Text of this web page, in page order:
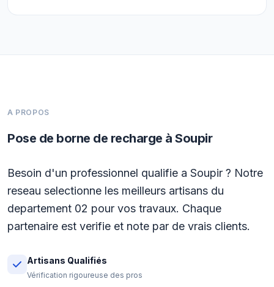
A PROPOS
Pose de borne de recharge à Soupir
Besoin d'un professionnel qualifie a Soupir ? Notre
reseau selectionne les meilleurs artisans du
departement 02 pour vos travaux. Chaque
partenaire est verifie et note par de vrais clients.
Artisans Qualifiés
Vérification rigoureuse des pros